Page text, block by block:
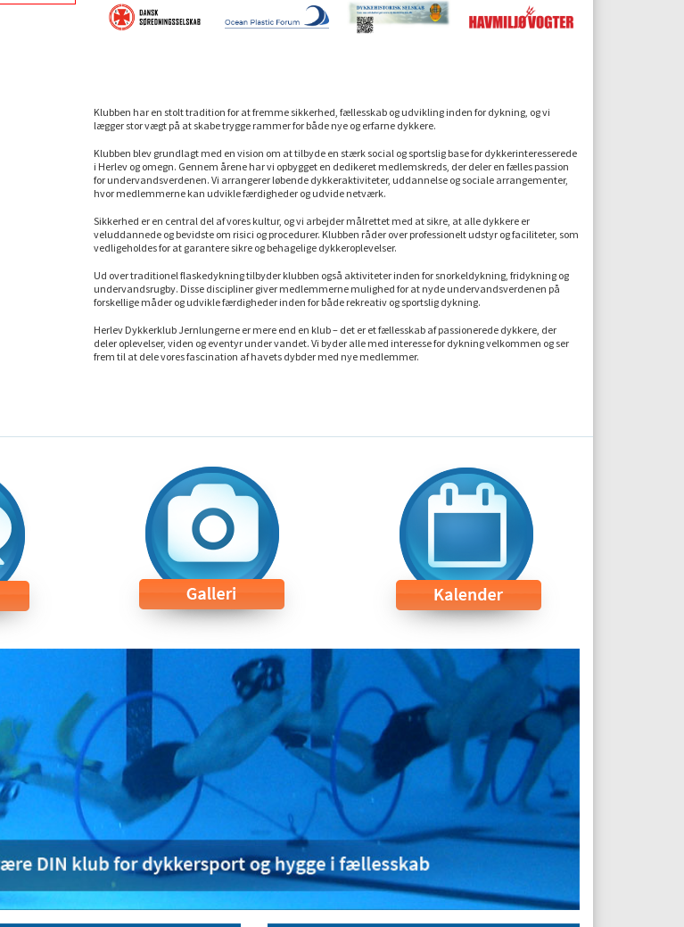
Klubben har en stolt tradition for at fremme sikkerhed, fællesskab og udvikling inden for dykning, og vi
lægger stor vægt på at skabe trygge rammer for både nye og erfarne dykkere.
Klubben blev grundlagt med en vision om at tilbyde en stærk social og sportslig base for dykkerinteresserede
i Herlev og omegn. Gennem årene har vi opbygget en dedikeret medlemskreds, der deler en fælles passion
for undervandsverdenen. Vi arrangerer løbende dykkeraktiviteter, uddannelse og sociale arrangementer,
hvor medlemmerne kan udvikle færdigheder og udvide netværk.
Sikkerhed er en central del af vores kultur, og vi arbejder målrettet med at sikre, at alle dykkere er
veluddannede og bevidste om risici og procedurer. Klubben råder over professionelt udstyr og faciliteter, som
vedligeholdes for at garantere sikre og behagelige dykkeroplevelser.
Ud over traditionel flaskedykning tilbyder klubben også aktiviteter inden for snorkeldykning, fridykning og
undervandsrugby. Disse discipliner giver medlemmerne mulighed for at nyde undervandsverdenen på
forskellige måder og udvikle færdigheder inden for både rekreativ og sportslig dykning.
Herlev Dykkerklub Jernlungerne er mere end en klub – det er et fællesskab af passionerede dykkere, der
deler oplevelser, viden og eventyr under vandet. Vi byder alle med interesse for dykning velkommen og ser
frem til at dele vores fascination af havets dybder med nye medlemmer.